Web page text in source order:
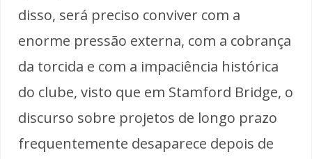
disso, será preciso conviver com a
enorme pressão externa, com a cobrança
da torcida e com a impaciência histórica
do clube, visto que em Stamford Bridge, o
discurso sobre projetos de longo prazo
frequentemente desaparece depois de